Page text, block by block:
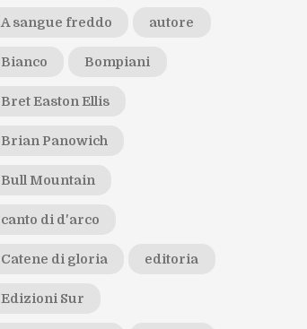
A sangue freddo autore
Bianco Bompiani
Bret Easton Ellis
Brian Panowich
Bull Mountain
canto di d'arco
Catene di gloria editoria
Edizioni Sur